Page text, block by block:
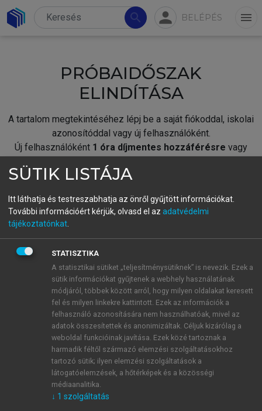
search person BELÉPÉS menu
PRÓBAIDŐSZAK
ELINDÍTÁSA
A tartalom megtekintéséhez lépj be a saját fiókoddal, iskolai
azonosítóddal vagy új felhasználóként.
Új felhasználóként 1 óra díjmentes hozzáférésre vagy
fiókoddal,vagy hozz létre új fiókot.
A regisztráció után apróbaidőszakautomatikusan
BELÉPÉS SAJÁT FIÓKKAL
ÚJ FIÓK LÉTREHOZÁSA
1 óra díjmentes hozzáférés
E-MAIL-CÍM
SÜTIK LISTÁJA
Itt láthatja és testreszabhatja az önről gyűjtött információkat.
További információért kérjük, olvasd el az adatvédelmi
tájékoztatónkat
STATISZTIKA
A statisztikai sütiket „teljesítménysütiknek” is nevezik. Ezek a
sütik információkat gyűjtenek a webhely használatának
módjáról, többek között arról, hogy milyen oldalakat keresett
fel és milyen linkekre kattintott. Ezek az információk a
felhasználó azonosítására nem használhatóak, mivel az
adatok összesítettek és anonimizáltak. Céljuk kizárólag a
weboldal funkcióinak javítása. Ezek közé tartoznak a
harmadik féltől származó elemzési szolgáltatásokhoz
tartozó sütik; ilyen elemzési szolgáltatások a
látogatóelemzések, a hőtérképek és a közösségi
médiaanalitika.
↓ 1 szolgáltatás